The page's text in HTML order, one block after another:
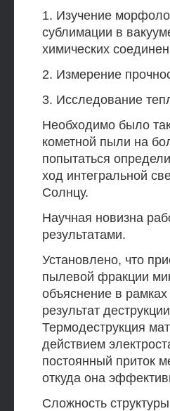
1. Изучение
сублимации в
химических
2. Измерение
3. Исследование
Необходимо было
кометной пыли на
попытаться
ход интегральной
Солнцу.
Научная новизна
результатами.
Установлено, что
пылевой фракции
объяснение в
результат
Термодеструкция
действием
постоянный приток
откуда она
Сложность